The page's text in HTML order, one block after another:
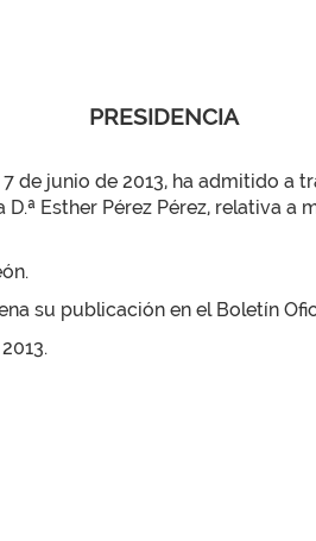
PRESIDENCIA
de junio de 2013, ha admitido
Esther Pérez Pérez, relativa
su publicación en el Boletín